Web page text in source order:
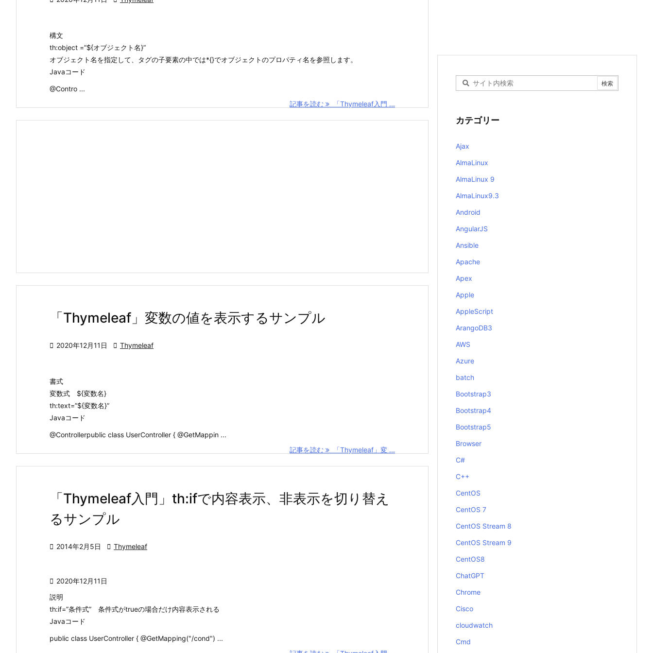
構文
th:object =”${オブジェクト名}”
オブジェクト名を指定して、タグの子要素の中では*{}でオブジェクトのプロパティ名を参照します。
Javaコード
@Contro ...
記事を読む
「Thymeleaf入門 ...
「Thymeleaf」変数の値を表示するサンプル
 2020年12月11日  Thymeleaf
書式
変数式 ${変数名}
th:text=”${変数名}”
Javaコード
@Controllerpublic class UserController { @GetMappin ...
記事を読む
「Thymeleaf」変 ...
「Thymeleaf入門」th:ifで内容表示、非表示を切り替え
るサンプル
 2014年2月5日  Thymeleaf
 2020年12月11日
説明
th:if=”条件式” 条件式がtrueの場合だけ内容表示される
Javaコード
public class UserController { @GetMapping("/cond") ...
カテゴリー
Ajax
AlmaLinux
AlmaLinux 9
AlmaLinux9.3
Android
AngularJS
Ansible
Apache
Apex
Apple
AppleScript
ArangoDB3
AWS
Azure
batch
Bootstrap3
Bootstrap4
Bootstrap5
Browser
C#
C++
CentOS
CentOS 7
CentOS Stream 8
CentOS Stream 9
CentOS8
ChatGPT
Chrome
Cisco
cloudwatch
Cmd